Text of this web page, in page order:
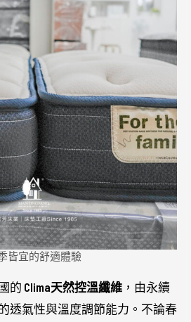
皆宜的舒適體驗
的 Clima天然控溫纖維 ，由永續
透氣性與溫度調節能力。不論春